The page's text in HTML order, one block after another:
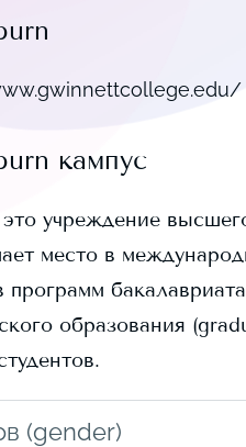
кампус
учреждение
место в
программ
образования
(gender)